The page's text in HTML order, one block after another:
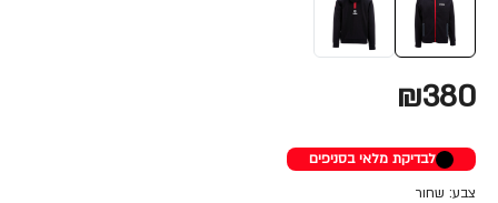
₪380
לבדיקת מלאי בסניפים
צבע: שחור